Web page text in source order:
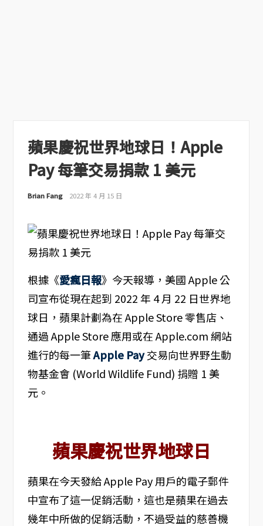
蘋果慶祝世界地球日！Apple
Pay 每筆交易捐款 1 美元
Brian Fang 2022 年 4 月 15 日
根據《愛瘋日報》今天報導，美國 Apple 公
司宣布從現在起到 2022 年 4 月 22 日世界地
球日，蘋果計劃為在 Apple Store 零售店、
通過 Apple Store 應用或在 Apple.com 網站
進行的每一筆Apple Pay交易向世界野生動
物基金會 (World Wildlife Fund) 捐贈 1 美
元。
蘋果慶祝世界地球日
蘋果在今天發給 Apple Pay 用戶的電子郵件
中宣布了這一促銷活動，這也是蘋果在過去
幾年中所做的促銷活動，不過受益的慈善機